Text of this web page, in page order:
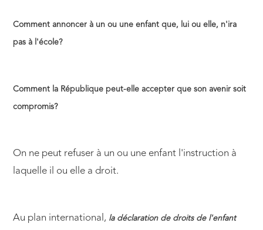
Comment annoncer à un ou une enfant que, lui ou elle, n'ira
pas à l'école?
Comment la République peut-elle accepter que son avenir soit
compromis?
On ne peut refuser à un ou une enfant l'instruction à
laquelle il ou elle a droit.
Au plan international, la déclaration de droits de l'enfant